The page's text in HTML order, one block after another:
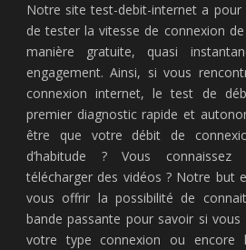
Notre site test-debit-internet a
de tester la vitesse de connexion
manière gratuite, quasi
engagement. Ainsi, si vous
connexion internet, le test de
premier diagnostic rapide et
être que votre débit de
d’habitude ? Vous
télécharger des vidéos ? Notre but
vous offrir la possibilité de
bande passante pour savoir si
votre type connexion ou encore